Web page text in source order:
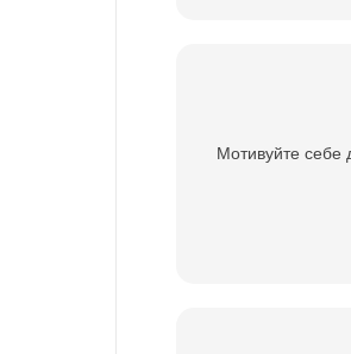
Мотивуйте себе